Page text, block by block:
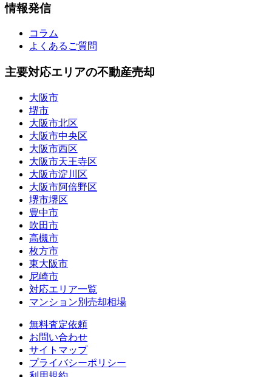
情報発信
コラム
よくあるご質問
主要対応エリアの不動産売却
大阪市
堺市
大阪市北区
大阪市中央区
大阪市西区
大阪市天王寺区
大阪市淀川区
大阪市阿倍野区
堺市堺区
豊中市
吹田市
高槻市
枚方市
東大阪市
尼崎市
対応エリア一覧
マンション別売却相場
無料査定依頼
お問い合わせ
サイトマップ
プライバシーポリシー